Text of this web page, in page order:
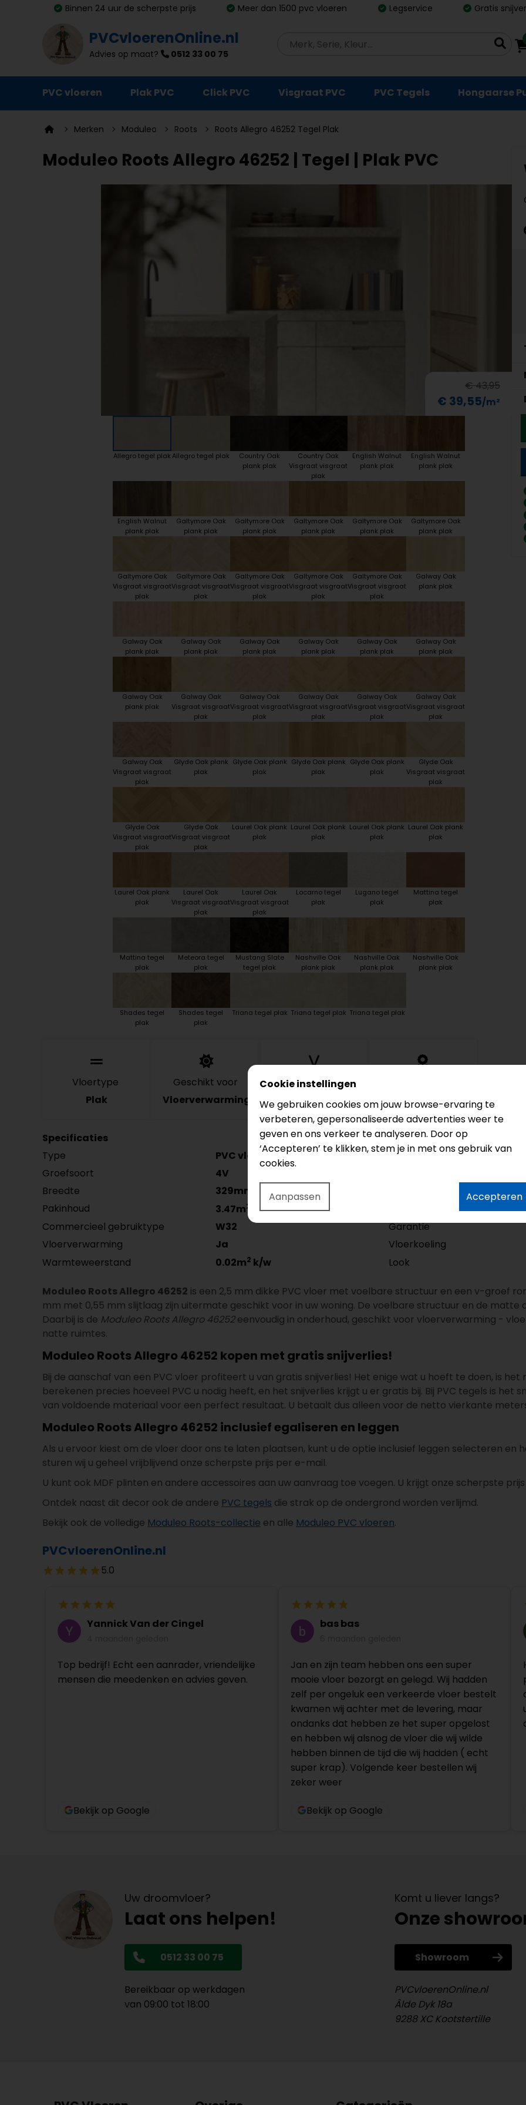
Binnen 24 uur de scherpste prijs Meer dan 1500 pvc vloeren Legservice Gratis
PVCvloerenOnline.nl
Advies op maat? 0512 33 00 75
PVC vloeren Plak PVC Click PVC Visgraat PVC PVC Tegels Hongaarse
Ondervloeren
Plinten
Merken Moduleo Roots Roots Allegro 46252 Tegel Plak
Moduleo Roots Allegro 46252 | Tegel | Plak PVC
€ 43,95
€ 39,55
Allegro tegel plakAllegro tegel plak
Country Oak
plank plak
Country Oak
Visgraat visgraat
plak
English Walnut
plank plak
English Walnut
plank plak
English Walnut
plank plak
Galtymore Oak
plank plak
Galtymore Oak
plank plak
Galtymore Oak
plank plak
Galtymore Oak
plank plak
Galtymore Oak
plank plak
Galtymore Oak
Visgraat visgraat
plak
Galtymore Oak
Visgraat visgraat
plak
Galtymore Oak
Visgraat visgraat
plak
Galtymore Oak
Visgraat visgraat
plak
Galtymore Oak
Visgraat visgraat
plak
Galway Oak
plank plak
Galway Oak
plank plak
Galway Oak
plank plak
Galway Oak
plank plak
Galway Oak
plank plak
Galway Oak
plank plak
Galway Oak
plank plak
Galway Oak
plank plak
Galway Oak
Visgraat visgraat
plak
Galway Oak
Visgraat visgraat
plak
Galway Oak
Visgraat visgraat
plak
Galway Oak
Visgraat visgraat
plak
Galway Oak
Visgraat visgraat
plak
Galway Oak
Visgraat visgraat
plak
Glyde Oak plank
plak
Glyde Oak plank
plak
Glyde Oak plank
plak
Glyde Oak plank
plak
Glyde Oak
Visgraat visgraat
plak
Glyde Oak
Visgraat visgraat
plak
Glyde Oak
Visgraat visgraat
plak
Laurel Oak plank
plak
Laurel Oak plank
plak
Laurel Oak plank
plak
Laurel Oak plank
plak
Laurel Oak plank
plak
Laurel Oak
Visgraat visgraat
plak
Laurel Oak
Visgraat visgraat
plak
Locarno tegel
plak
Lugano tegel
plak
Mattina tegel
plak
Mattina tegel
plak
Meteora tegel
plak
Mustang Slate
tegel plak
Nashville Oak
plank plak
Nashville Oak
plank plak
Nashville Oak
plank plak
Shades tegel
plak
Shades tegel
plak
Triana tegel plak Triana tegel plak Triana tegel plak
Vloertype
Plak
Geschikt voor
Vloerverwarming
Groef
4V
Levenslang
Specificaties
Type
PVC vloer Model
Groefsoort
4V
Breedte
329mm
Pakinhoud
3.47m2
Commercieel gebruiktype
W32 Garantie
Vloerverwarming
Ja Vloerkoeling
Warmteweerstand
0.02m2 k/w Look
Moduleo Roots Allegro 46252 is een 2,5 mm dikke PVC vloer met voelbare structuur en een v-groef
mm met 0,55 mm slijtlaag zijn uitermate geschikt voor in uw woning. De voelbare structuur en de matte
Daarbij is de Moduleo Roots Allegro 46252eenvoudig in onderhoud, geschikt voor vloerverwarming -
natte ruimtes.
Moduleo Roots Allegro 46252 kopen met gratis snijverlies!
Bij de aanschaf van een PVC vloer profiteert u van gratis snijverlies! Het enige wat u hoeft te doen, is
berekenen precies hoeveel PVC u nodig heeft, en het snijverlies krijgt u er gratis bij. Bij PVC tegels is het
van voldoende materiaal voor een perfect resultaat. U betaalt dus alleen voor de netto vierkante
Moduleo Roots Allegro 46252 inclusief egaliseren en leggen
Als u ervoor kiest om de vloer door ons te laten plaatsen, kunt u de optie inclusief leggen selecteren en
sturen wij u geheel vrijblijvend onze scherpste prijs per e-mail.
U kunt ook MDF plinten en andere accessoires aan uw aanvraag toe voegen. U krijgt onze scherpste
Ontdek naast dit decor ook de andere PVC tegels die strak op de ondergrond worden verlijmd.
Bekijk ook de volledige Moduleo Roots-collectie en alle Moduleo PVC vloeren.
PVCvloerenOnline.nl
5.0
Yannick Van der Cingel
Top bedrijf! Echt een aanrader, vriendelijke
mensen die meedenken en advies geven.
Bekijk op Google
bas bas
Jan en zijn team hebben ons een super
mooie vloer bezorgt en gelegd. Wij hadden
zelf per ongeluk een verkeerde vloer bestelt
kwamen wij achter met de levering, maar
ondanks dat hebben ze het super opgelost
en hebben wij alsnog de vloer die wij wilde
hebben binnen de tijd die wij hadden ( echt
super krap). Volgende keer bestellen wij
zeker weer
Bekijk op Google
Cookie instellingen
We gebruiken cookies om jouw browse-ervaring te
verbeteren, gepersonaliseerde advertenties weer te
geven en ons verkeer te analyseren. Door op
‘Accepteren’ te klikken, stem je in met ons gebruik van
cookies.
Aanpassen Accepteren
Uw droomvloer?
Laat ons helpen!
0512 33 00 75
Bereikbaar op werkdagen
van 09:00 tot 18:00
Komt u liever langs?
Onze
Showroom
PVCvloerenOnline.nl
Âlde Dyk 18a
9288 XC Kootstertille